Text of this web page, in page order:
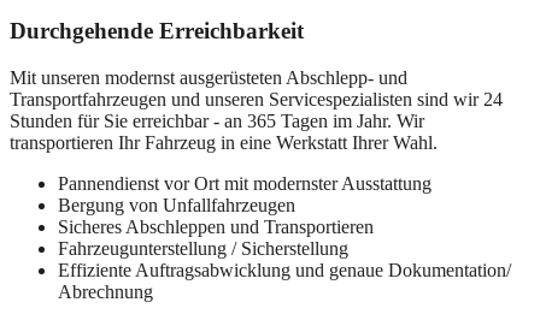
Durchgehende Erreichbarkeit
Mit unseren modernst ausgerüsteten Abschlepp- und
Transportfahrzeugen und unseren Servicespezialisten sind wir 24
Stunden für Sie erreichbar - an 365 Tagen im Jahr. Wir
transportieren Ihr Fahrzeug in eine Werkstatt Ihrer Wahl.
Pannendienst vor Ort mit modernster Ausstattung
Bergung von Unfallfahrzeugen
Sicheres Abschleppen und Transportieren
Fahrzeugunterstellung / Sicherstellung
Effiziente Auftragsabwicklung und genaue Dokumentation/
Abrechnung